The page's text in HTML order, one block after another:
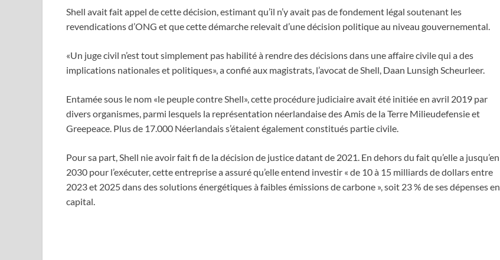
Shell avait fait appel de cette décision, estimant qu’il n’y avait pas de fondement légal soutenant les
revendications d’ONG et que cette démarche relevait d’une décision politique au niveau gouvernemental.
«Un juge civil n’est tout simplement pas habilité à rendre des décisions dans une affaire civile qui a des
implications nationales et politiques», a confié aux magistrats, l’avocat de Shell, Daan Lunsigh Scheurleer.
Entamée sous le nom «le peuple contre Shell», cette procédure judiciaire avait été initiée en avril 2019 par
divers organismes, parmi lesquels la représentation néerlandaise des Amis de la Terre Milieudefensie et
Greepeace. Plus de 17.000 Néerlandais s’étaient également constitués partie civile.
Pour sa part, Shell nie avoir fait fi de la décision de justice datant de 2021. En dehors du fait qu’elle a jusqu’en
2030 pour l’exécuter, cette entreprise a assuré qu’elle entend investir « de 10 à 15 milliards de dollars entre
2023 et 2025 dans des solutions énergétiques à faibles émissions de carbone », soit 23 % de ses dépenses en
capital.